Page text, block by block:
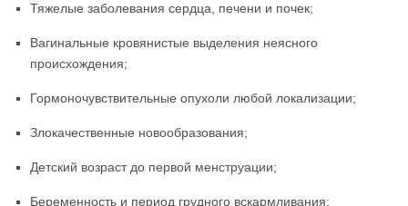
Тяжелые заболевания сердца, печени и почек;
Вагинальные кровянистые выделения неясного
происхождения;
Гормоночувствительные опухоли любой локализации;
Злокачественные новообразования;
Детский возраст до первой менструации;
Беременность и период грудного вскармливания;